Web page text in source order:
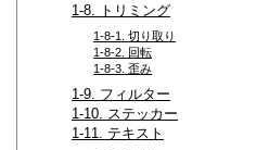
1-8. トリミング
1-8-1. 切り取り
1-8-2. 回転
1-8-3. 歪み
1-9. フィルター
1-10. ステッカー
1-11. テキスト